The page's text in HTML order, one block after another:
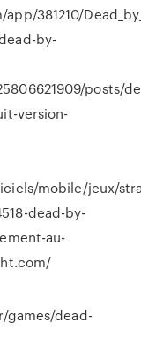
381210/
by-
posts/
version-
mobile/jeux/
dead-by-
au-
games/dead-